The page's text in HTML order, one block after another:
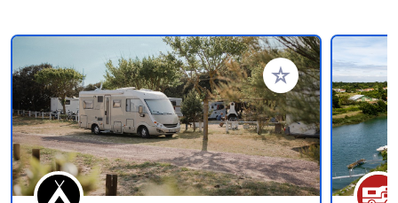
Voeg toe aan je